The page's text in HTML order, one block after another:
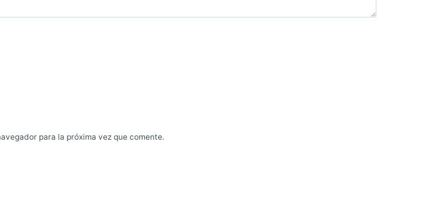
para la próxima vez que comente.